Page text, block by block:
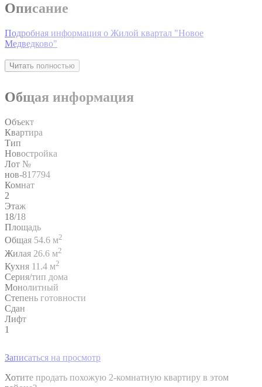
Описание
Подробная информация о Жилой квартал "Новое
Медведково"
Читать полностью
Общая информация
Объект
Квартира
Тип
Новостройка
Лот №
нов-817794
Комнат
2
Этаж
18/18
Площадь
Общая 54.6 м2
Жилая 26.6 м2
Кухня 11.4 м2
Серия/тип дома
Монолитный
Степень готовности
Сдан
Лифт
1
Записаться на просмотр
Хотите продать похожую 2-комнатную квартиру в этом